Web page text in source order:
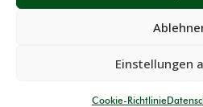
Einstellungen
Cookie-Richtlinie